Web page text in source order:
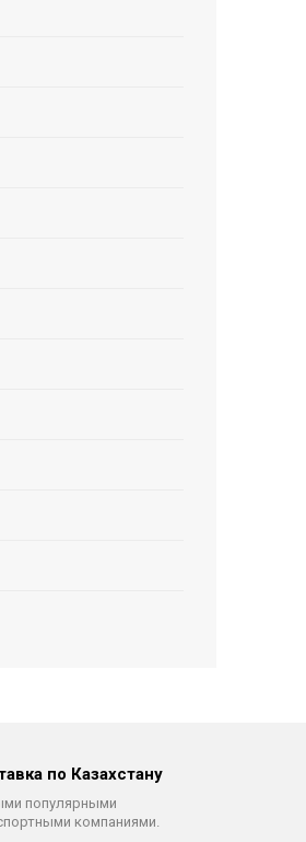
по Казахстану
популярными
компаниями.